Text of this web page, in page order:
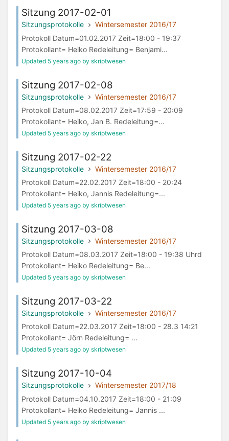
Sitzung 2017-02-01
Sitzungsprotokolle
Wintersemester 2016/17
Protokoll Datum=01.02.2017 Zeit=18:00 - 19:37
Protokollant= Heiko Redeleitung= Benjami...
Updated 5 years ago by skriptwesen
Sitzung 2017-02-08
Sitzungsprotokolle
Wintersemester 2016/17
Protokoll Datum=08.02.2017 Zeit=17:59 - 20:09
Protokollant= Heiko, Jan B. Redeleitung=...
Updated 5 years ago by skriptwesen
Sitzung 2017-02-22
Sitzungsprotokolle
Wintersemester 2016/17
Protokoll Datum=22.02.2017 Zeit=18:00 - 20:24
Protokollant= Heiko, Jannis Redeleitung=...
Updated 5 years ago by skriptwesen
Sitzung 2017-03-08
Sitzungsprotokolle
Wintersemester 2016/17
Protokoll Datum=08.03.2017 Zeit=18:00 - 19:38 Uhrd
Protokollant= Heiko Redeleitung= Be...
Updated 5 years ago by skriptwesen
Sitzung 2017-03-22
Sitzungsprotokolle
Wintersemester 2016/17
Protokoll Datum=22.03.2017 Zeit=18:00 - 28.3 14:21
Protokollant= Jörn Redeleitung= ...
Updated 5 years ago by skriptwesen
Sitzung 2017-10-04
Sitzungsprotokolle
Wintersemester 2017/18
Protokoll Datum=04.10.2017 Zeit=18:00 - 21:09
Protokollant= Heiko Redeleitung= Jannis ...
Updated 5 years ago by skriptwesen